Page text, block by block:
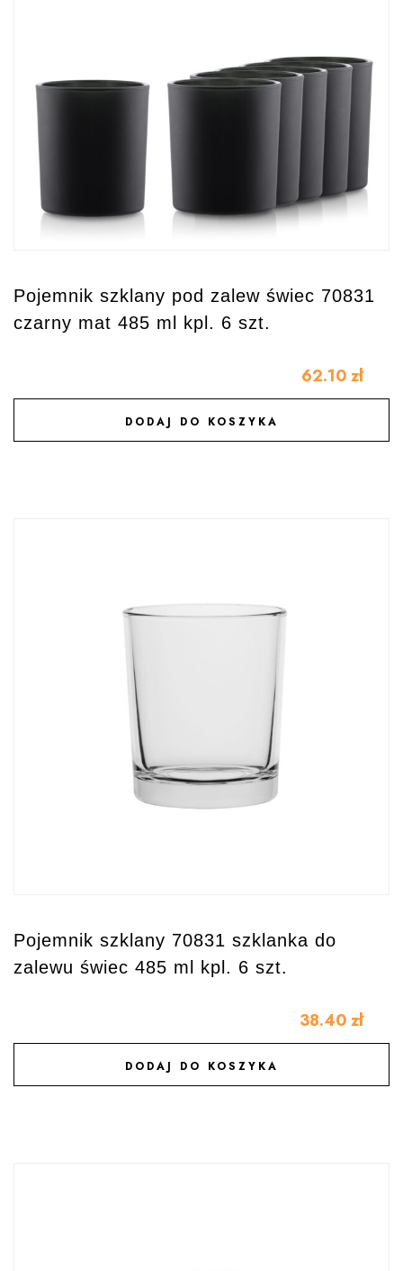
Pojemnik szklany pod zalew świec 70831
czarny mat 485 ml kpl. 6 szt.
62.10 zł
DODAJ DO KOSZYKA
DODAJ DO ULUBIONYCH
Pojemnik szklany 70831 szklanka do
zalewu świec 485 ml kpl. 6 szt.
38.40 zł
DODAJ DO KOSZYKA
DODAJ DO ULUBIONYCH